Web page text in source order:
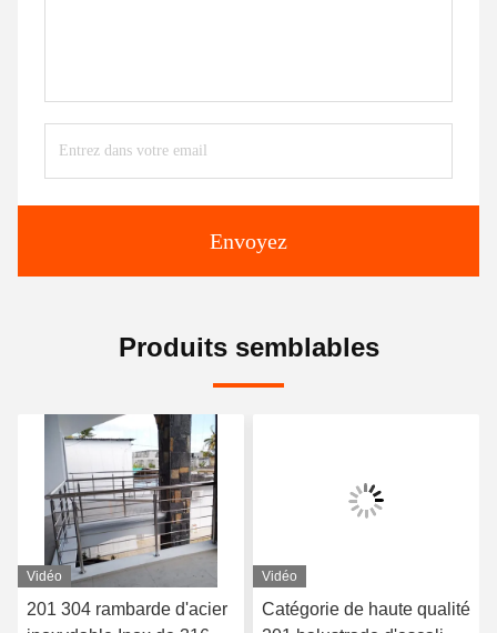
Envoyez
Produits semblables
Vidéo
201 304 rambarde d'acier
Vidéo
Catégorie de haute qualité